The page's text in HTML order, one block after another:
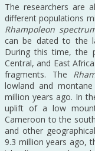
The researchers are
different populations
Rhampoleon
can be dated to the
During this time, the
Central, and East
fragments. The
lowland and
million years ago. In
uplift of a low
Cameroon to the
and other
9.3 million years ago,